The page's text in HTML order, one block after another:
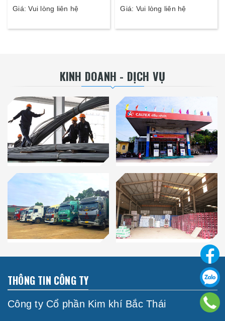
Giá: Vui lòng liên hệ Giá: Vui lòng liên hệ
KINH DOANH - DỊCH VỤ
THÔNG TIN CÔNG TY
Công ty Cổ phần Kim khí Bắc Thái